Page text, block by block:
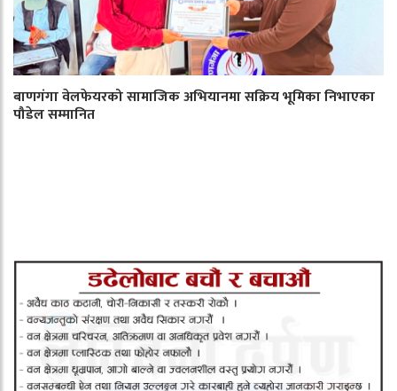
बाणगंगा वेलफेयरको सामाजिक अभियानमा सक्रिय भूमिका निभाएका
पौडेल सम्मानित